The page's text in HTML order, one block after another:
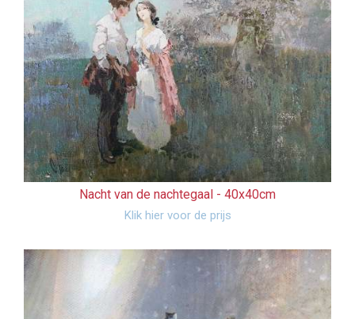
Nacht van de nachtegaal - 40x40cm
Klik hier voor de prijs